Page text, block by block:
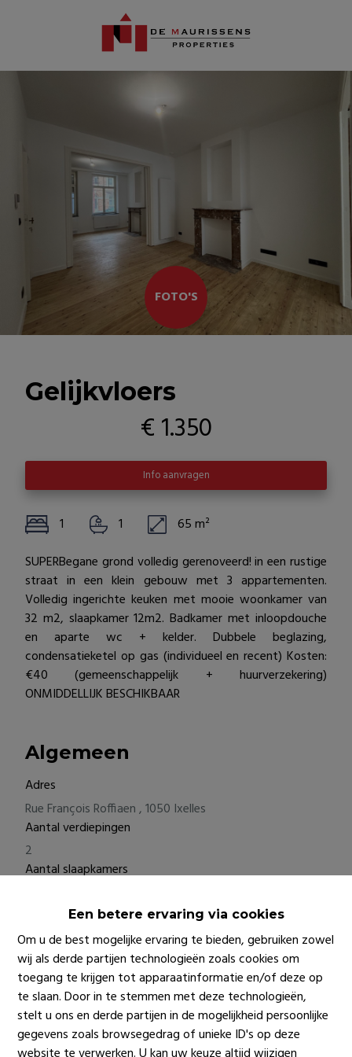
Een betere ervaring via cookies
Om u de best mogelijke ervaring te bieden, gebruiken zowel
wij als derde partijen technologieën zoals cookies om
toegang te krijgen tot apparaatinformatie en/of deze op
te slaan. Door in te stemmen met deze technologieën,
stelt u ons en derde partijen in de mogelijkheid persoonlijke
gegevens zoals browsegedrag of unieke ID's op deze
FOTO'S
Gelijkvloers
€ 1.350
Info aanvragen
1 1
65 m²
SUPERBegane grond volledig gerenoveerd! in een rustige
straat in een klein gebouw met 3 appartementen.
Volledig ingerichte keuken met mooie woonkamer van
32 m2, slaapkamer 12m2. Badkamer met inloopdouche
en aparte wc + kelder. Dubbele beglazing,
condensatieketel op gas (individueel en recent) Kosten:
€40 (gemeenschappelijk + huurverzekering)
ONMIDDELLIJK BESCHIKBAAR
Algemeen
Adres
Rue François Roffiaen , 1050 Ixelles
Aantal verdiepingen
2
Aantal slaapkamers
Aantal badkamers
1
Aantal toiletten
1
Bewoonbare oppervlakte
65 m²
Beschikbaarheid